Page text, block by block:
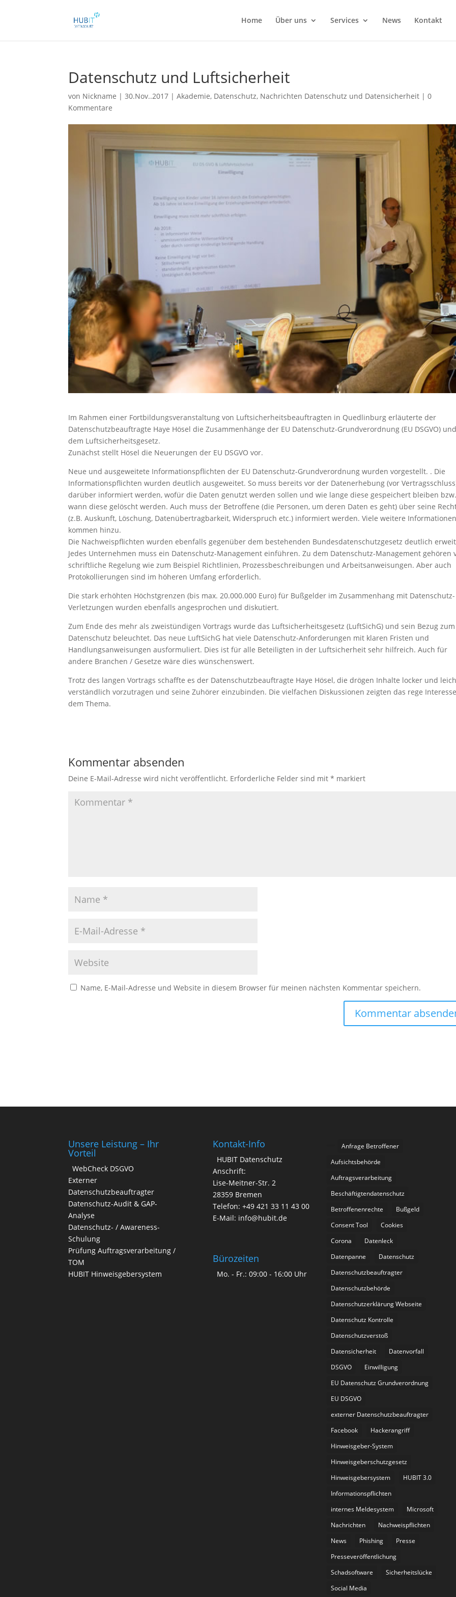
Home Über uns Services News Kontakt
Datenschutz und Luftsicherheit
von Nickname |30.Nov..2017 |Akademie, Datenschutz, Nachrichten Datenschutz und Datensicherheit |0
Kommentare
Im Rahmen einer Fortbildungsveranstaltung von Luftsicherheitsbeauftragten in Quedlinburg erläuterte der
Datenschutzbeauftragte Haye Hösel die Zusammenhänge der EU Datenschutz-Grundverordnung (EU DSGVO)
dem Luftsicherheitsgesetz.
Zunächst stellt Hösel die Neuerungen der EU DSGVO vor.
Neue und ausgeweitete Informationspflichten der EU Datenschutz-Grundverordnung wurden vorgestellt. . Die
Informationspflichten wurden deutlich ausgeweitet. So muss bereits vor der Datenerhebung (vor
darüber informiert werden, wofür die Daten genutzt werden sollen und wie lange diese gespeichert bleiben
wann diese gelöscht werden. Auch muss der Betroffene (die Personen, um deren Daten es geht) über seine
(z.B. Auskunft, Löschung, Datenübertragbarkeit, Widerspruch etc.) informiert werden. Viele weitere
kommen hinzu.
Die Nachweispflichten wurden ebenfalls gegenüber dem bestehenden Bundesdatenschutzgesetz deutlich
Jedes Unternehmen muss ein Datenschutz-Management einführen. Zu dem Datenschutz-Management gehören
schriftliche Regelung wie zum Beispiel Richtlinien, Prozessbeschreibungen und Arbeitsanweisungen. Aber auch
Protokollierungen sind im höheren Umfang erforderlich.
Die stark erhöhten Höchstgrenzen (bis max. 20.000.000 Euro) für Bußgelder im Zusammenhang mit Datenschutz-
Verletzungen wurden ebenfalls angesprochen und diskutiert.
Zum Ende des mehr als zweistündigen Vortrags wurde das Luftsicherheitsgesetz (LuftSichG) und sein Bezug zum
Datenschutz beleuchtet. Das neue LuftSichG hat viele Datenschutz-Anforderungen mit klaren Fristen und
Handlungsanweisungen ausformuliert. Dies ist für alle Beteiligten in der Luftsicherheit sehr hilfreich. Auch für
andere Branchen / Gesetze wäre dies wünschenswert.
Trotz des langen Vortrags schaffte es der Datenschutzbeauftragte Haye Hösel, die drögen Inhalte locker und
verständlich vorzutragen und seine Zuhörer einzubinden. Die vielfachen Diskussionen zeigten das rege
dem Thema.
Kommentar absenden
Deine E-Mail-Adresse wird nicht veröffentlicht. Erforderliche Felder sind mit* markiert
Name, E-Mail-Adresse und Website in diesem Browser für meinen nächsten Kommentar speichern.
e
Unsere Leistung – Ihr
Vorteil
WebCheck DSGVO
Externer
Datenschutzbeauftragter
Datenschutz-Audit & GAP-
Analyse
Datenschutz- / Awareness-
Schulung
Prüfung Auftragsverarbeitung /
TOM
HUBIT Hinweisgebersystem
Kontakt-Info
HUBIT Datenschutz
Anschrift:
Lise-Meitner-Str. 2
28359 Bremen
Telefon: +49 421 33 11 43 00
E-Mail: info@hubit.de
Bürozeiten
Mo. - Fr.: 09:00 - 16:00 Uhr
Anfrage Betroffener
Aufsichtsbehörde
Auftragsverarbeitung
Beschäftigtendatenschutz
Betroffenenrechte
Bußgeld
Consent Tool
Cookies
Corona
Datenleck
Datenpanne
Datenschutz
Datenschutzbeauftragter
Datenschutzbehörde
Datenschutzerklärung Webseite
Datenschutz Kontrolle
Datenschutzverstoß
Datensicherheit
Datenvorfall
DSGVO
Einwilligung
EU Datenschutz Grundverordnung
EU DSGVO
externer Datenschutzbeauftragter
Facebook
Hackerangriff
Hinweisgeber-System
Hinweisgeberschutzgesetz
Hinweisgebersystem
HUBIT 3.0
Informationspflichten
internes Meldesystem
Microsoft
Nachrichten
Nachweispflichten
News
Phishing
Presse
Presseveröffentlichung
Schadsoftware
Sicherheitslücke
Social Media